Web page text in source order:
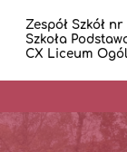
Zespół Szkół nr
Szkoła
CX Liceum